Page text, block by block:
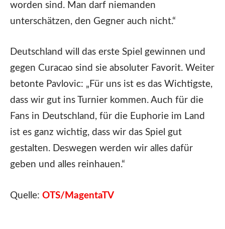
worden sind. Man darf niemanden
unterschätzen, den Gegner auch nicht.“
Deutschland will das erste Spiel gewinnen und
gegen Curacao sind sie absoluter Favorit. Weiter
betonte Pavlovic: „Für uns ist es das Wichtigste,
dass wir gut ins Turnier kommen. Auch für die
Fans in Deutschland, für die Euphorie im Land
ist es ganz wichtig, dass wir das Spiel gut
gestalten. Deswegen werden wir alles dafür
geben und alles reinhauen.“
Quelle: OTS/MagentaTV